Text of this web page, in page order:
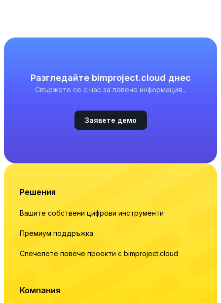
Разгледайте bimproject.cloud днес
Свържете се с нас за повече информация...
Заявете демо
Решения
Вашите собствени цифрови инструменти
Премиум поддръжка
Спечелете повече проекти с bimproject.cloud
Компания